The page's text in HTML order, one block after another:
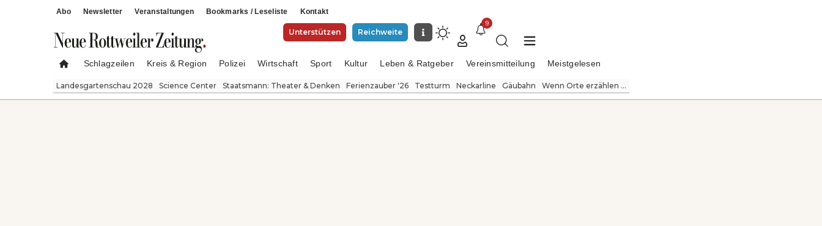
Abo Newsletter Veranstaltungen Bookmarks / Leseliste Kontakt
Unterstützen Reichweite
9
Schlagzeilen Kreis & Region Polizei Wirtschaft Sport Kultur Leben & Ratgeber Vereinsmitteilung Meistgelesen
Landesgartenschau 2028 Science Center Staatsmann: Theater & Denken Ferienzauber '26 Testturm Neckarline Gäubahn Wenn Orte erzählen ...